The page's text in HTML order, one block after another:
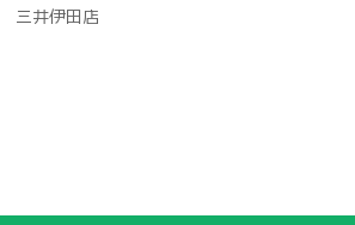
三井伊田店